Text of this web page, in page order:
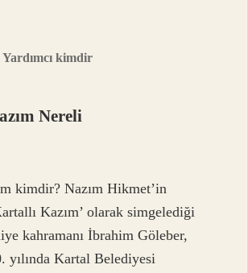
Yardımcı kimdir
Nereli
kimdir? Nazım Hikmet’in
Kazım’ olarak simgelediği
kahramanı İbrahim Göleber,
yılında Kartal Belediyesi